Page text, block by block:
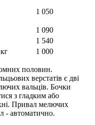
1 050
1 090
1 540
1 000
половин.
верстатів є дві
вальців. Бочки
з гладким або
Привал мелючих
- автоматично.